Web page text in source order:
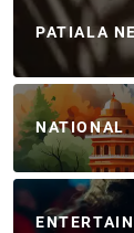
PATIALA
NATIONAL